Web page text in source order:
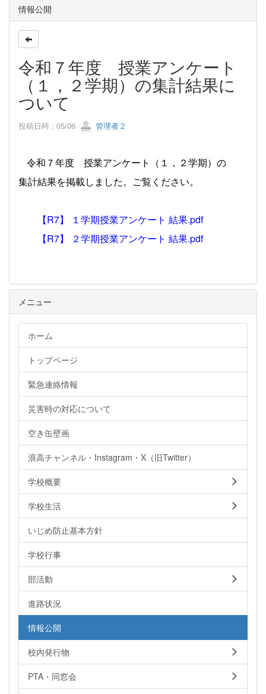
情報公開
令和７年度 授業アンケート
（１，２学期）の集計結果に
ついて
投稿日時 : 05/06 管理者２
令和７年度 授業アンケート（１，２学期）の
集計結果を掲載しました。ご覧ください。
【R7】 １学期授業アンケート 結果.pdf
【R7】 ２学期授業アンケート 結果.pdf
メニュー
ホーム
トップページ
緊急連絡情報
災害時の対応について
空き缶壁画
浪高チャンネル・Instagram・X（旧Twitter）
学校概要
学校生活
いじめ防止基本方針
学校行事
部活動
進路状況
情報公開
校内発行物
PTA・同窓会